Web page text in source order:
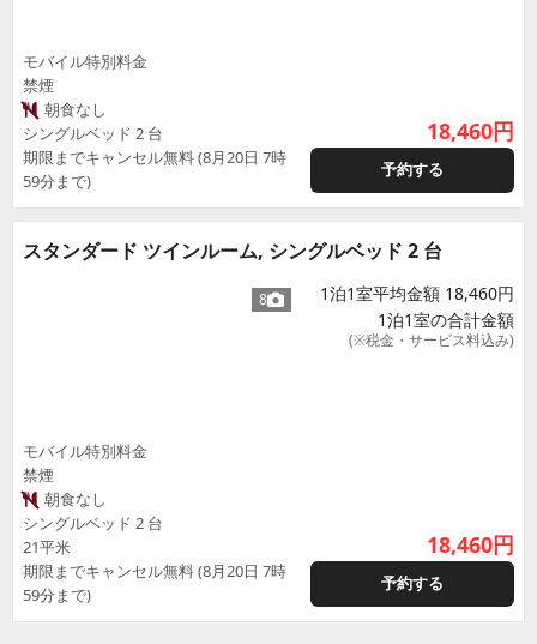
モバイル特別料金
禁煙
朝食なし
シングルベッド 2 台
期限までキャンセル無料 (8月20日 7時
59分まで)
18,460円
予約する
スタンダード ツインルーム, シングルベッド 2 台
8
モバイル特別料金
禁煙
朝食なし
シングルベッド 2 台
21平米
期限までキャンセル無料 (8月20日 7時
59分まで)
1泊1室平均金額 18,460円
1泊1室の合計金額
(※税金・サービス料込み)
18,460円
予約する